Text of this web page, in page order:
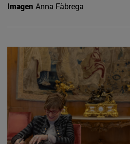
Imagen Anna Fàbrega